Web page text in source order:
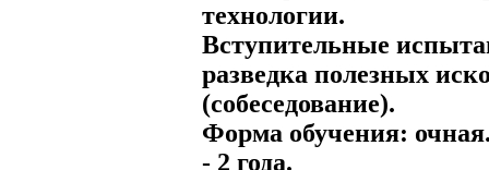
технологии.
Вступительные
разведка полезных
(собеседование).
Форма обучения:
- 2 года.